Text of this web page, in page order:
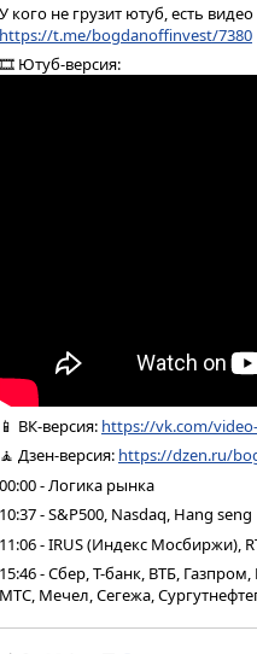
У кого не грузит ютуб, есть
https://t.me/bogdanoffinvest/7380
🎞 Ютуб-версия:
📱 ВК-версия: https://vk.com/video-
🧘 Дзен-версия: https://dzen.ru/
00:00 - Логика рынка
10:37 - S&P500, Nasdaq, Hang seng
11:06 - IRUS (Индекс Мосбиржи),
15:46 - Сбер, Т-банк, ВТБ,
МТС, Мечел, Сегежа,
20:47 - Юань рубль, рубль